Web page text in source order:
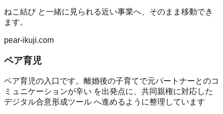
ねこ結びと一緒に見られる近い事業へ、そのまま移動でき
ます。
pear-ikuji.com
ペア育児
ペア育児の入口です。離婚後の子育てで元パートナーとのコ
ミュニケーションが辛い を出発点に、共同親権に対応した
デジタル合意形成ツール へ進めるように整理しています